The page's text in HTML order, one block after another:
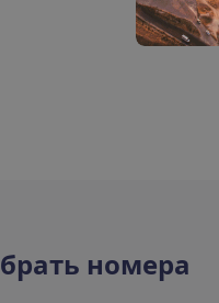
брать номера